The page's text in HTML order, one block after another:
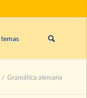
navegación
Gramática alemana